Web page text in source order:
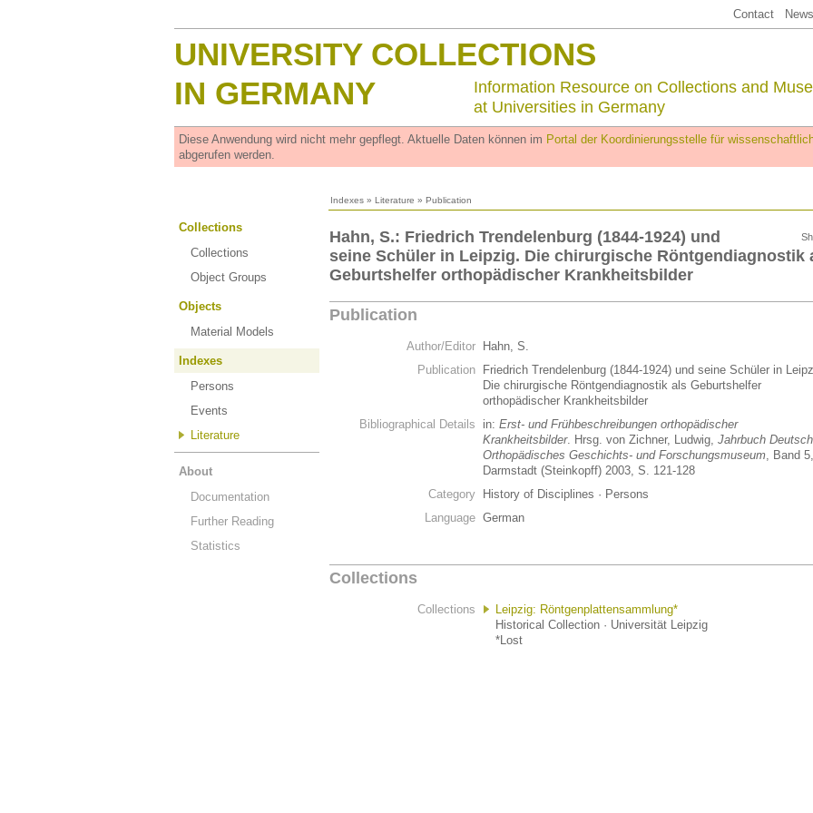
Contact
UNIVERSITY COLLECTIONS
IN GERMANY
Information Resource on Collections and
at Universities in Germany
Diese Anwendung wird nicht mehr gepflegt. Aktuelle Daten können im Portal der Koordinierungsstelle für
abgerufen werden.
Indexes » Literature » Publication
Collections
Collections
Object Groups
Objects
Material Models
Indexes
Persons
Events
Literature
About
Documentation
Further Reading
Statistics
Hahn, S.: Friedrich Trendelenburg (1844-1924) und
seine Schüler in Leipzig. Die chirurgische Röntgendiagnostik
Geburtshelfer orthopädischer Krankheitsbilder
Publication
Author/Editor
Hahn, S.
Publication
Friedrich Trendelenburg (1844-1924) und seine Schüler in
Die chirurgische Röntgendiagnostik als Geburtshelfer
orthopädischer Krankheitsbilder
Bibliographical Details
in: Erst- und Frühbeschreibungen orthopädischer
Krankheitsbilder. Hrsg. von Zichner, Ludwig, Jahrbuch
Orthopädisches Geschichts- und Forschungsmuseum, Band 5,
Darmstadt (Steinkopff) 2003, S. 121-128
Category
History of Disciplines · Persons
Language German
Collections
Collections
Leipzig: Röntgenplattensammlung*
Historical Collection · Universität Leipzig
*Lost